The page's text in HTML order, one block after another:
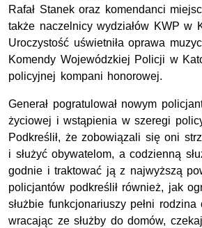
Rafał Stanek oraz komendanci
także naczelnicy wydziałów KWP w
Uroczystość uświetniła oprawa
Komendy Wojewódzkiej Policji w
policyjnej kompani honorowej.
Generał pogratulował nowym
życiowej i wstąpienia w szeregi
Podkreślił, że zobowiązali się oni
i służyć obywatelom, a codzienną
godnie i traktować ją z najwyższą
policjantów podkreślił również, jak
służbie funkcjonariuszy pełni
wracając ze służby do domów,